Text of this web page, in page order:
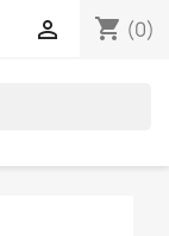
shopping_cart (0)
